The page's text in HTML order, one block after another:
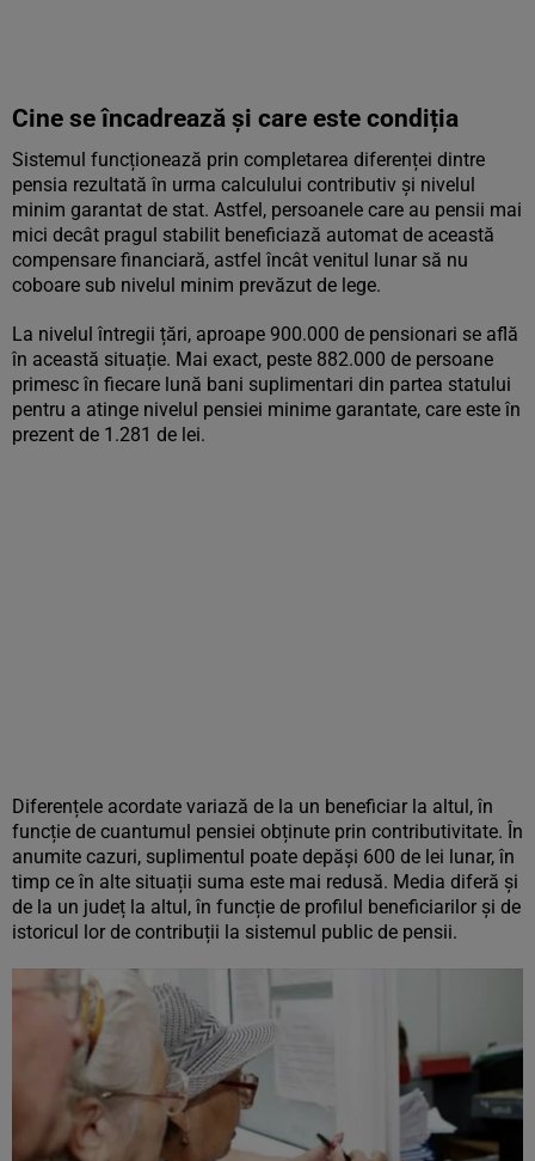
Cine se încadrează și care este condiția
Sistemul funcționează prin completarea diferenței dintre
pensia rezultată în urma calculului contributiv și nivelul
minim garantat de stat. Astfel, persoanele care au pensii mai
mici decât pragul stabilit beneficiază automat de această
compensare financiară, astfel încât venitul lunar să nu
coboare sub nivelul minim prevăzut de lege.
La nivelul întregii țări, aproape 900.000 de pensionari se află
în această situație. Mai exact, peste 882.000 de persoane
primesc în fiecare lună bani suplimentari din partea statului
pentru a atinge nivelul pensiei minime garantate, care este în
prezent de 1.281 de lei.
Diferențele acordate variază de la un beneficiar la altul, în
funcție de cuantumul pensiei obținute prin contributivitate. În
anumite cazuri, suplimentul poate depăși 600 de lei lunar, în
timp ce în alte situații suma este mai redusă. Media diferă și
de la un județ la altul, în funcție de profilul beneficiarilor și de
istoricul lor de contribuții la sistemul public de pensii.